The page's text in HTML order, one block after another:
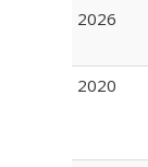
2026
2020